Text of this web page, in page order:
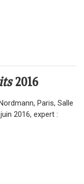
2016
Paris, Salle
2016, expert :